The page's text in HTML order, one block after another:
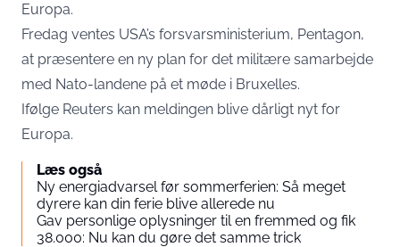
Europa.
Fredag ventes USA’s forsvarsministerium, Pentagon,
at præsentere en ny plan for det militære samarbejde
med Nato-landene på et møde i Bruxelles.
Ifølge Reuters kan meldingen blive dårligt nyt for
Europa.
Læs også
Ny energiadvarsel før sommerferien: Så meget
dyrere kan din ferie blive allerede nu
Gav personlige oplysninger til en fremmed og fik
38.000: Nu kan du gøre det samme trick